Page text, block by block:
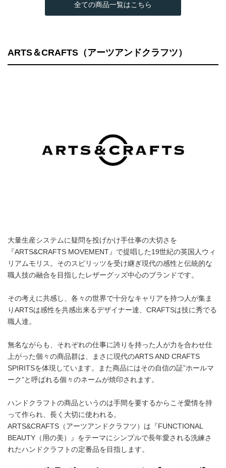
全ての商品一覧はこちら
ARTS＆CRAFTS（アーツアンドクラフツ）
大量生産システムに疑問を投げかけ手仕事の大切さを
『ARTS&CRAFTS MOVEMENT』で提唱した19世紀の英国人ウィ
リアムモリス。そのスピリッツを受け継ぎ現代の感性と伝統的な
職人技の融合を目指したレザーグッズ中心のブランドです。
その考えに共感し、各々の世界で十分なキャリアを持つ人が集ま
りARTSは感性を共感出来るデザイナー達、CRAFTSは技に秀でる
職人達。
無名ながらも、それぞれの仕事に誇りを持った人が力を合わせ仕
上がった個々の商品群は、まさに現代のARTS AND CRAFTS
SPIRITSを体現しています。また商品にはその自信の証”ホールマ
ーク”と呼ばれる個々のネームが焼印されます。
ハンドクラフトの商品というのは手間を要するからこそ愛情を持
って作られ、長く大切に使われる。
ARTS&CRAFTS（アーツアンドクラフツ）は『FUNCTIONAL
BEAUTY（用の美）』をテーマにシンプルで長年愛される洗練さ
れたハンドクラフトの定番品を目指します。